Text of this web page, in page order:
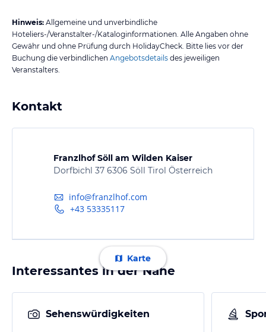
Hinweis: Allgemeine und unverbindliche
Hoteliers-/Veranstalter-/Kataloginformationen. Alle Angaben ohne
Gewähr und ohne Prüfung durch HolidayCheck. Bitte lies vor der
Buchung die verbindlichen Angebotsdetails des jeweiligen
Veranstalters.
Kontakt
Franzlhof Söll am Wilden Kaiser
Dorfbichl 37 6306 Söll Tirol Österreich
info@franzlhof.com
+43 53335117
Karte
Interessantes in der Nähe
Sehenswürdigkeiten